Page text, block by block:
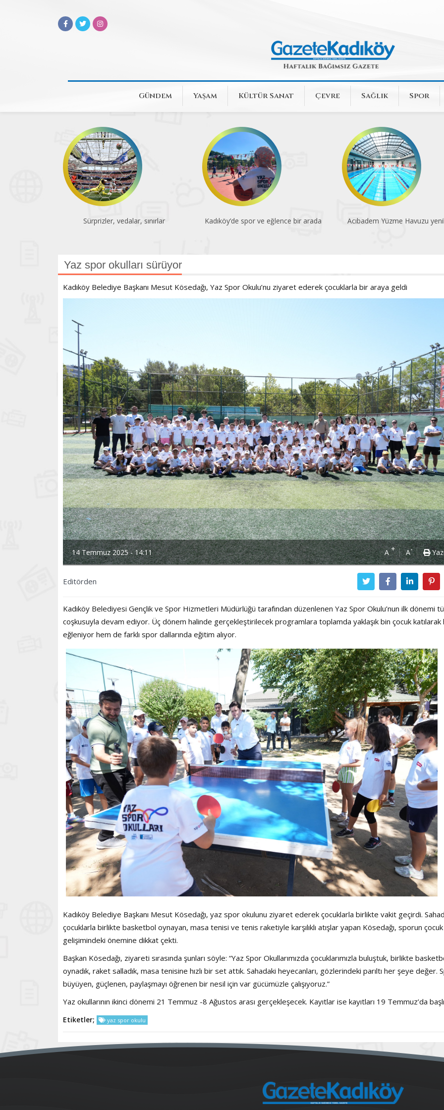
Gündem Yaşam Kültür Sanat Çevre Sağlık Spor
Sürprizler, vedalar, sınırlar Kadıköy’de spor ve eğlence bir arada Acıbadem Yüzme Havuzu
Yaz spor okulları sürüyor
Kadıköy Belediye Başkanı Mesut Kösedağı, Yaz Spor Okulu’nu ziyaret ederek çocuklarla bir araya geldi
14 Temmuz 2025 - 14:11 A+ A-
Editörden
Kadıköy Belediyesi Gençlik ve Spor Hizmetleri Müdürlüğü tarafından düzenlenen Yaz Spor Okulu’nun ilk dönemi
coşkusuyla devam ediyor. Üç dönem halinde gerçekleştirilecek programlara toplamda yaklaşık bin çocuk katılarak
eğleniyor hem de farklı spor dallarında eğitim alıyor.
Kadıköy Belediye Başkanı Mesut Kösedağı, yaz spor okulunu ziyaret ederek çocuklarla birlikte vakit geçirdi.
çocuklarla birlikte basketbol oynayan, masa tenisi ve tenis raketiyle karşılıklı atışlar yapan Kösedağı, sporun çocuk
gelişimindeki önemine dikkat çekti.
Başkan Kösedağı, ziyareti sırasında şunları söyle: “Yaz Spor Okullarımızda çocuklarımızla buluştuk, birlikte
oynadık, raket salladık, masa tenisine hızlı bir set attık. Sahadaki heyecanları, gözlerindeki parıltı her şeye değer.
büyüyen, güçlenen, paylaşmayı öğrenen bir nesil için var gücümüzle çalışıyoruz.”
Yaz okullarının ikinci dönemi 21 Temmuz -8 Ağustos arası gerçekleşecek. Kayıtlar ise kayıtları 19 Temmuz’da
Etiketler; yaz spor okulu
Haftanın Pusulası
Power Ballad /
Şarkısı